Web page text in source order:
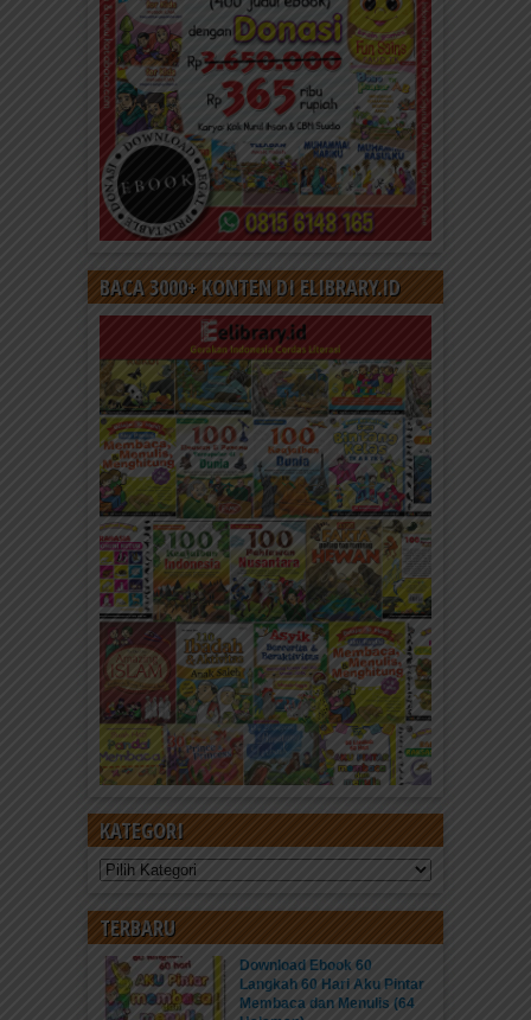
BACA 3000+ KONTEN DI ELIBRARY.ID
KATEGORI
Kategori
TERBARU
Download Ebook 60
Langkah 60 Hari Aku Pintar
Membaca dan Menulis (64